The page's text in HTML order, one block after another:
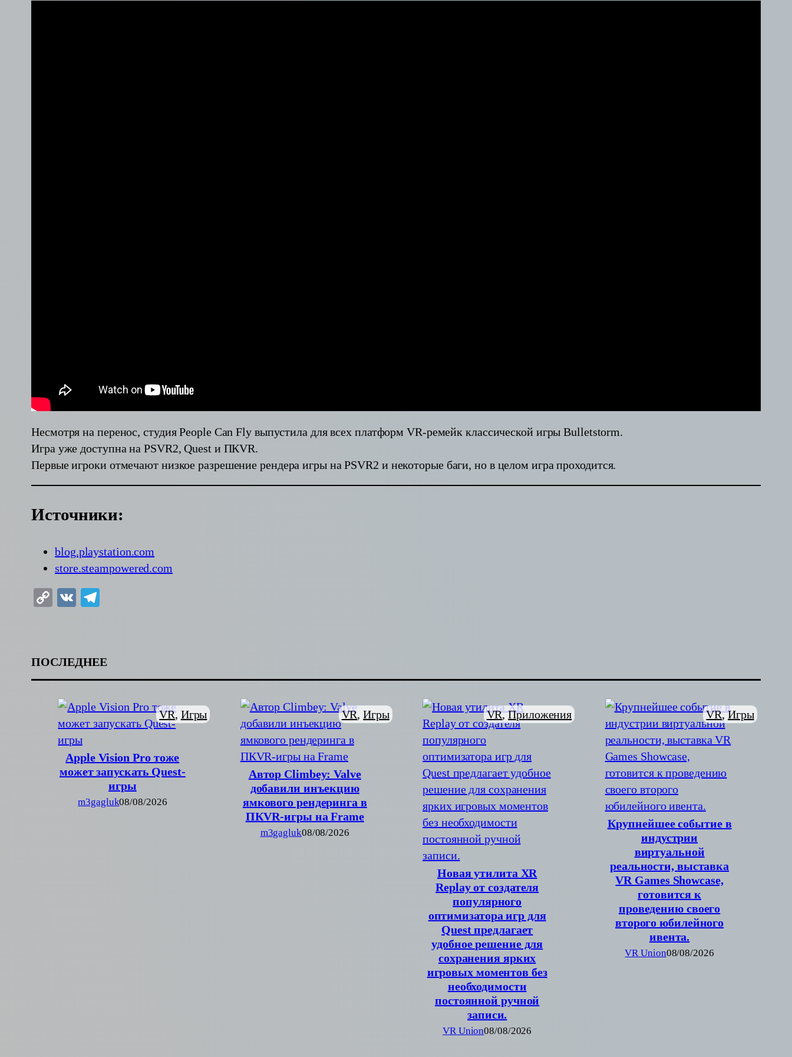
Несмотря на перенос, студия People Can Fly выпустила для всех платформ VR-ремейк классической игры Bulletstorm.
Игра уже доступна на PSVR2, Quest и ПКVR.
Первые игроки отмечают низкое разрешение рендера игры на PSVR2 и некоторые баги, но в целом игра проходится.
Источники:
blog.playstation.com
store.steampowered.com
Copy
VK
ПОСЛЕДНЕЕ
Apple Vision Pro тоже
может запускать Quest-
игры
VR, Игры
m3gagluk08/08/2026
Автор Climbey: Valve
добавили инъекцию
ямкового рендеринга в
ПКVR-игры на Frame
VR, Игры
m3gagluk08/08/2026
Новая утилита XR
Replay от создателя
популярного
оптимизатора игр для
Quest предлагает
удобное решение для
сохранения ярких
игровых моментов без
необходимости
постоянной ручной
записи.
VR, Приложения
VR Union08/08/2026
Крупнейшее событие в
индустрии
виртуальной
реальности, выставка
VR Games Showcase,
готовится к
проведению своего
второго юбилейного
ивента.
VR, Игры
VR Union08/08/2026